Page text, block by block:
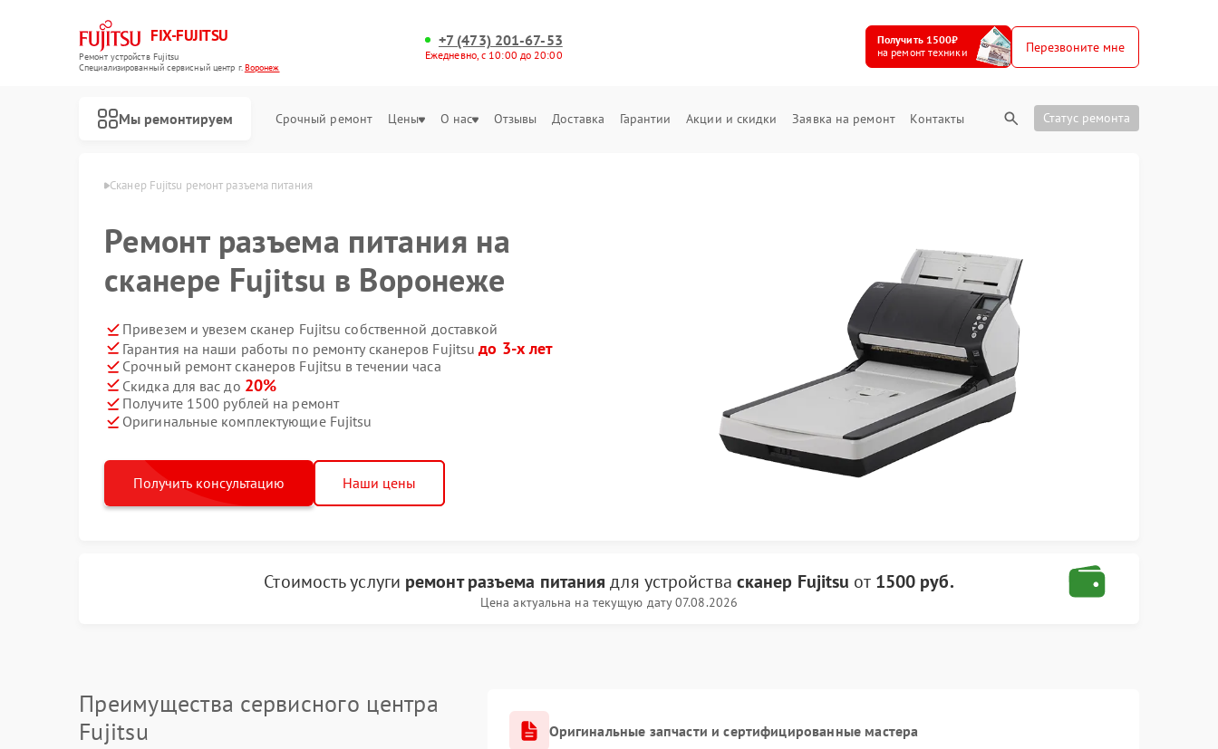
FIX-FUJITSU
Ремонт устройств Fujitsu
Специализированный cервисный центр г.Воронеж
+7 (473) 201-67-53
Ежедневно, с 10:00 до 20:00
Получить 1500₽
на ремонт техники
Перезвоните мне
Мы ремонтируем Срочный ремонт Цены О нас Отзывы Доставка Гарантии Акции и скидки Заявка на ремонт Контакты Статус ремонта
Fujitsu в Воронеже Сканер Fujitsu ремонт разъема питания
Ремонт разъема питания на
сканере Fujitsu в Воронеже
Привезем и увезем сканер Fujitsu собственной доставкой
Гарантия на наши работы по ремонту сканеров Fujitsuдо 3-х лет
Срочный ремонт сканеров Fujitsu в течении часа
Скидка для вас до 20%
Получите 1500 рублей на ремонт
Оригинальные комплектующие Fujitsu
Получить консультацию Наши цены
Стоимость услуги ремонт разъема питаниядля устройства сканер Fujitsu от 1500 руб.
Цена актуальна на текущую дату 07.08.2026
Преимущества сервисного центра
Fujitsu
Оригинальные запчасти и сертифицированные мастера